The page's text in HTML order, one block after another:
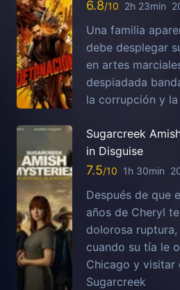
6.8 2h 23min
Una familia
debe desplegar
en artes
despiadada
la corrupción y
Sugarcreek
in Disguise
7.5 1h 30min
Después de que
años de Cheryl
dolorosa
cuando su tía le
Chicago y visitar
Sugarcreek